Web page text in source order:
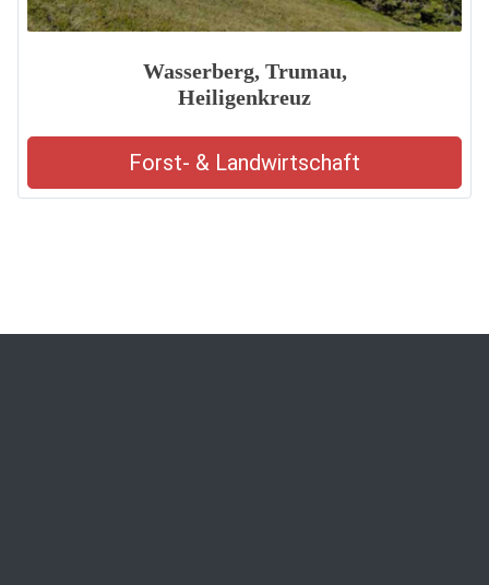
Wasserberg, Trumau,
Heiligenkreuz
Forst- & Landwirtschaft